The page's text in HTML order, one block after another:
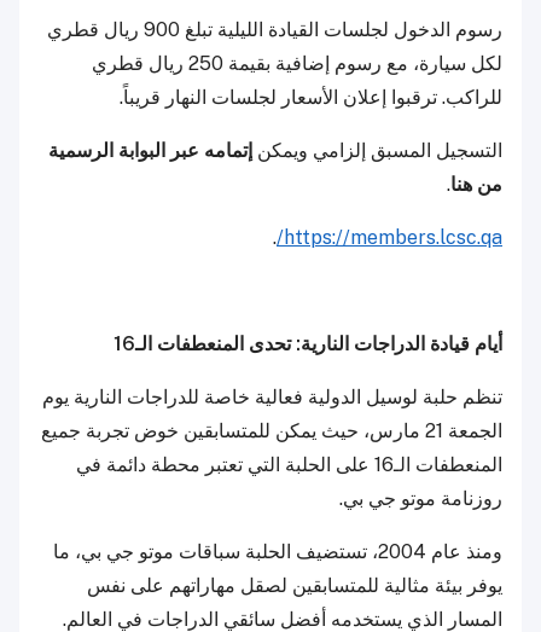
رسوم الدخول لجلسات القيادة الليلية تبلغ 900 ريال قطري
لكل سيارة، مع رسوم إضافية بقيمة 250 ريال قطري
للراكب. ترقبوا إعلان الأسعار لجلسات النهار قريباً.
التسجيل المسبق إلزامي ويمكنإتمامه عبر البوابة الرسمية
من هنا.
https://members.lcsc.qa/
.
أيام قيادة الدراجات النارية: تحدى المنعطفات الـ16
تنظم حلبة لوسيل الدولية فعالية خاصة للدراجات النارية يوم
الجمعة 21 مارس، حيث يمكن للمتسابقين خوض تجربة جميع
المنعطفات الـ16 على الحلبة التي تعتبر محطة دائمة في
روزنامة موتو جي بي.
ومنذ عام 2004، تستضيف الحلبة سباقات موتو جي بي، ما
يوفر بيئة مثالية للمتسابقين لصقل مهاراتهم على نفس
المسار الذي يستخدمه أفضل سائقي الدراجات في العالم.